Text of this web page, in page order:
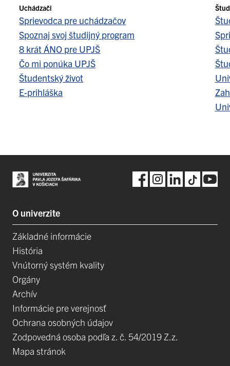
Uchádzači
Sprievodca pre uchádzačov
Spoznaj svoj študijný program
8 krát ÁNO pre UPJŠ
Čo mi ponúka UPJŠ
Študentský život
E-prihláška
O univerzite
Základné informácie
História
Vnútorný systém kvality
Orgány
Archív
Informácie pre verejnosť
Ochrana osobných údajov
Zodpovedná osoba podľa z. č. 54/2019 Z.z.
Mapa stránok